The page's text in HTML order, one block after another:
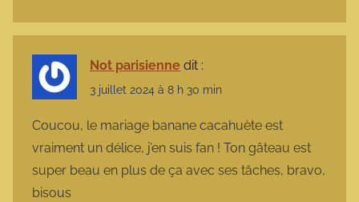
Not parisienne dit :
3 juillet 2024 à 8 h 30 min
Coucou, le mariage banane cacahuète est
vraiment un délice, j’en suis fan ! Ton gâteau est
super beau en plus de ça avec ses tâches, bravo,
bisous